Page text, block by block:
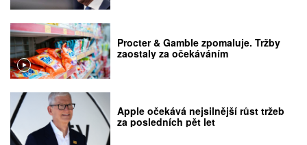
Procter & Gamble zpomaluje. Tržby
zaostaly za očekáváním
Apple očekává nejsilnější růst tržeb
za posledních pět let